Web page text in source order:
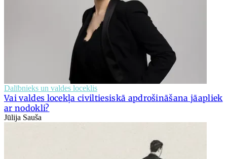
Dalībnieks un valdes loceklis
Vai valdes locekļa civiltiesiskā apdrošināšana jāapliek
ar nodokli?
Jūlija Sauša